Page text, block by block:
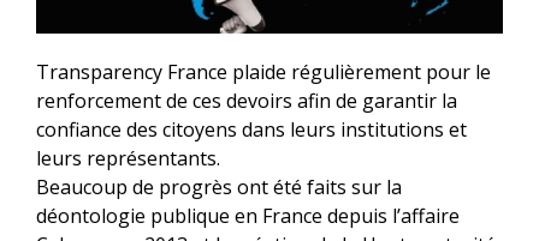
Transparency France plaide régulièrement pour le
renforcement de ces devoirs afin de garantir la
confiance des citoyens dans leurs institutions et
leurs représentants.
Beaucoup de progrès ont été faits sur la
déontologie publique en France depuis l’affaire